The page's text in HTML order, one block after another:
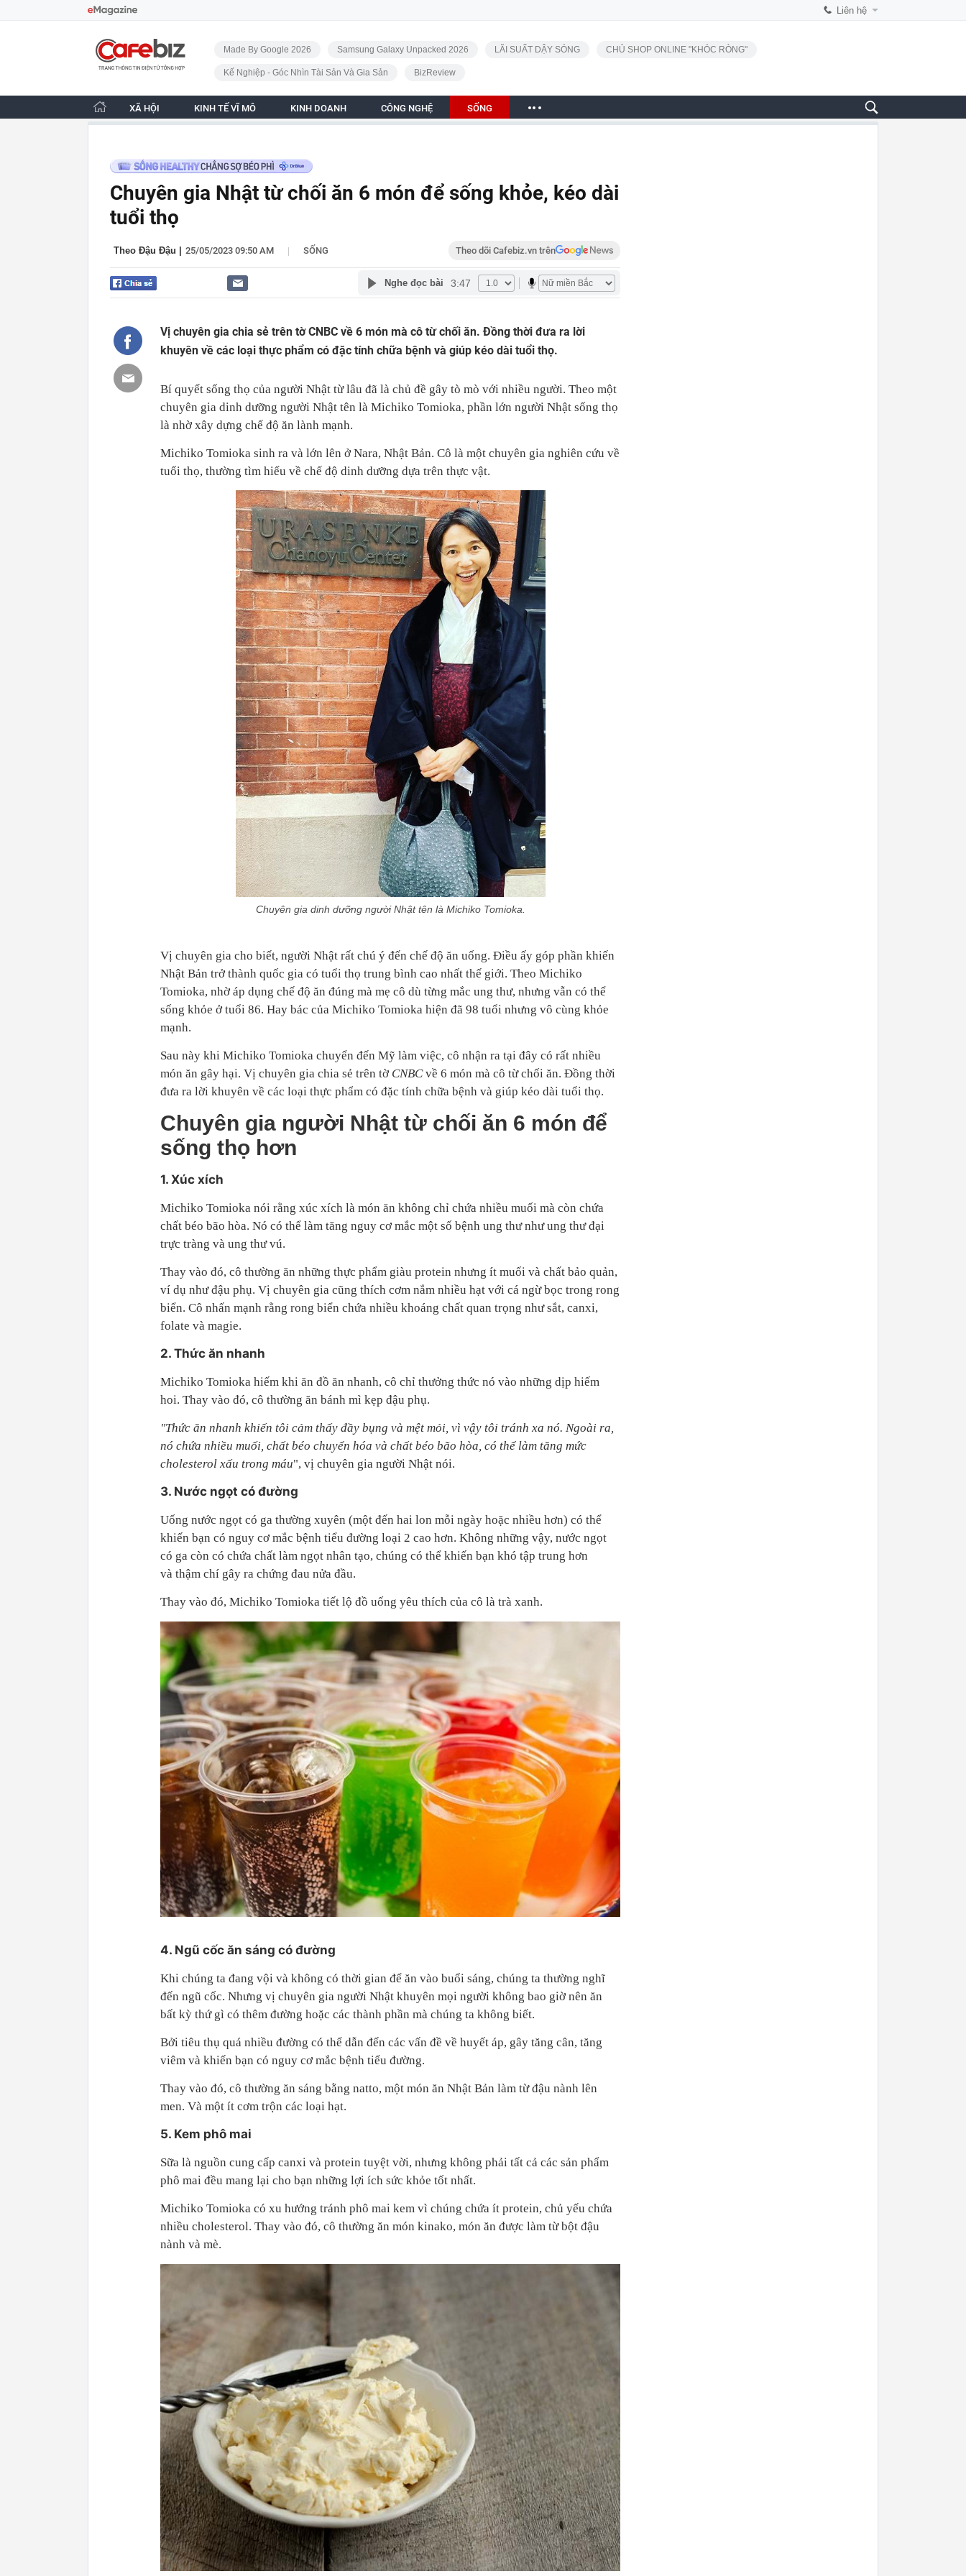
Liên hệ
CafeBiz - Trang chủ
Made By Google 2026 Samsung Galaxy Unpacked 2026 LÃI SUẤT DẬY SÓNG CHỦ SHOP ONLINE "KHÓC RÒNG"
Kế Nghiệp - Góc Nhìn Tài Sản Và Gia Sản BizReview
XÃ HỘI KINH TẾ VĨ MÔ KINH DOANH CÔNG NGHỆ SỐNG
Chuyên gia Nhật từ chối ăn 6 món để sống khỏe, kéo dài
tuổi thọ
Theo Đậu Đậu 25/05/2023 09:50 AM | SỐNG Theo dõi Cafebiz.vn trên
Nghe đọc bài 3:47
Vị chuyên gia chia sẻ trên tờ CNBC về 6 món mà cô từ chối ăn. Đồng thời đưa ra lời
khuyên về các loại thực phẩm có đặc tính chữa bệnh và giúp kéo dài tuổi thọ.
Bí quyết sống thọ của người Nhật từ lâu đã là chủ đề gây tò mò với nhiều người. Theo một
chuyên gia dinh dưỡng người Nhật tên là Michiko Tomioka, phần lớn người Nhật sống thọ
là nhờ xây dựng chế độ ăn lành mạnh.
Michiko Tomioka sinh ra và lớn lên ở Nara, Nhật Bản. Cô là một chuyên gia nghiên cứu về
tuổi thọ, thường tìm hiểu về chế độ dinh dưỡng dựa trên thực vật.
Chuyên gia dinh dưỡng người Nhật tên là Michiko Tomioka.
Vị chuyên gia cho biết, người Nhật rất chú ý đến chế độ ăn uống. Điều ấy góp phần khiến
Nhật Bản trở thành quốc gia có tuổi thọ trung bình cao nhất thế giới. Theo Michiko
Tomioka, nhờ áp dụng chế độ ăn đúng mà mẹ cô dù từng mắc ung thư, nhưng vẫn có thể
sống khỏe ở tuổi 86. Hay bác của Michiko Tomioka hiện đã 98 tuổi nhưng vô cùng khỏe
mạnh.
Sau này khi Michiko Tomioka chuyển đến Mỹ làm việc, cô nhận ra tại đây có rất nhiều
món ăn gây hại. Vị chuyên gia chia sẻ trên tờ CNBCvề 6 món mà cô từ chối ăn. Đồng thời
đưa ra lời khuyên về các loại thực phẩm có đặc tính chữa bệnh và giúp kéo dài tuổi thọ.
Chuyên gia người Nhật từ chối ăn 6 món để
sống thọ hơn
1. Xúc xích
Michiko Tomioka nói rằng xúc xích là món ăn không chỉ chứa nhiều muối mà còn chứa
chất béo bão hòa. Nó có thể làm tăng nguy cơ mắc một số bệnh ung thư như ung thư đại
trực tràng và ung thư vú.
Thay vào đó, cô thường ăn những thực phẩm giàu protein nhưng ít muối và chất bảo quản,
ví dụ như đậu phụ. Vị chuyên gia cũng thích cơm nắm nhiều hạt với cá ngừ bọc trong rong
biển. Cô nhấn mạnh rằng rong biển chứa nhiều khoáng chất quan trọng như sắt, canxi,
folate và magie.
2. Thức ăn nhanh
Michiko Tomioka hiếm khi ăn đồ ăn nhanh, cô chỉ thưởng thức nó vào những dịp hiếm
hoi. Thay vào đó, cô thường ăn bánh mì kẹp đậu phụ.
"Thức ăn nhanh khiến tôi cảm thấy đầy bụng và mệt mỏi, vì vậy tôi tránh xa nó. Ngoài ra,
nó chứa nhiều muối, chất béo chuyển hóa và chất béo bão hòa, có thể làm tăng mức
cholesterol xấu trong máu", vị chuyên gia người Nhật nói.
3. Nước ngọt có đường
Uống nước ngọt có ga thường xuyên (một đến hai lon mỗi ngày hoặc nhiều hơn) có thể
khiến bạn có nguy cơ mắc bệnh tiểu đường loại 2 cao hơn. Không những vậy, nước ngọt
có ga còn có chứa chất làm ngọt nhân tạo, chúng có thể khiến bạn khó tập trung hơn
và thậm chí gây ra chứng đau nửa đầu.
Thay vào đó, Michiko Tomioka tiết lộ đồ uống yêu thích của cô là trà xanh.
4. Ngũ cốc ăn sáng có đường
Khi chúng ta đang vội và không có thời gian để ăn vào buổi sáng, chúng ta thường nghĩ
đến ngũ cốc. Nhưng vị chuyên gia người Nhật khuyên mọi người không bao giờ nên ăn
bất kỳ thứ gì có thêm đường hoặc các thành phần mà chúng ta không biết.
Bởi tiêu thụ quá nhiều đường có thể dẫn đến các vấn đề về huyết áp, gây tăng cân, tăng
viêm và khiến bạn có nguy cơ mắc bệnh tiểu đường.
Thay vào đó, cô thường ăn sáng bằng natto, một món ăn Nhật Bản làm từ đậu nành lên
men. Và một ít cơm trộn các loại hạt.
5. Kem phô mai
Sữa là nguồn cung cấp canxi và protein tuyệt vời, nhưng không phải tất cả các sản phẩm
phô mai đều mang lại cho bạn những lợi ích sức khỏe tốt nhất.
Michiko Tomioka có xu hướng tránh phô mai kem vì chúng chứa ít protein, chủ yếu chứa
nhiều cholesterol. Thay vào đó, cô thường ăn món kinako, món ăn được làm từ bột đậu
nành và mè.